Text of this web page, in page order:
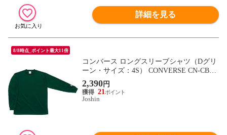
詳細を見る
8/8時点_ポイント最大11倍
コンバース ロングスリーブシャツ（Dグリ
ーン・サイズ：4S） CONVERSE CN-CB29
1324L-4700-4S 【返品種別A】
2,390円
21
Joshin